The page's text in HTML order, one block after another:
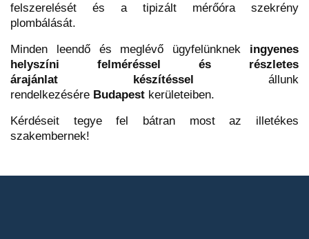
felszerelését és a tipizált mérőóra szekrény
plombálását.
Minden leendő és meglévő ügyfelünknek ingyenes
helyszíni felméréssel és részletes
árajánlat készítéssel állunk
rendelkezésére Budapest kerületeiben.
Kérdéseit tegye fel bátran most az illetékes
szakembernek!